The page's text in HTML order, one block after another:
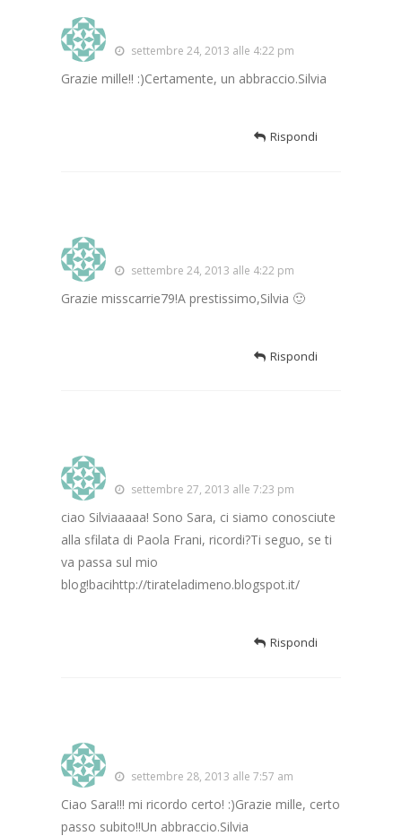
settembre 24, 2013 alle 4:22 pm
Grazie mille!! :)Certamente, un abbraccio.Silvia
Rispondi
settembre 24, 2013 alle 4:22 pm
Grazie misscarrie79!A prestissimo,Silvia 🙂
Rispondi
settembre 27, 2013 alle 7:23 pm
ciao Silviaaaaa! Sono Sara, ci siamo conosciute
alla sfilata di Paola Frani, ricordi?Ti seguo, se ti
va passa sul mio
blog!bacihttp://tirateladimeno.blogspot.it/
Rispondi
settembre 28, 2013 alle 7:57 am
Ciao Sara!!! mi ricordo certo! :)Grazie mille, certo
passo subito!!Un abbraccio.Silvia